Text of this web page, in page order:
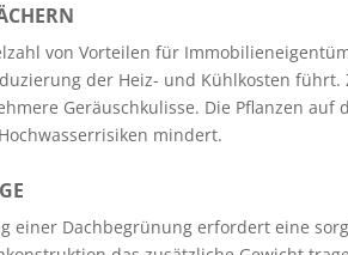
von Vorteilen für
der Heiz- und Kühlkosten
Geräuschkulisse. Die Pflanzen auf
mindert.
einer Dachbegrünung erfordert eine